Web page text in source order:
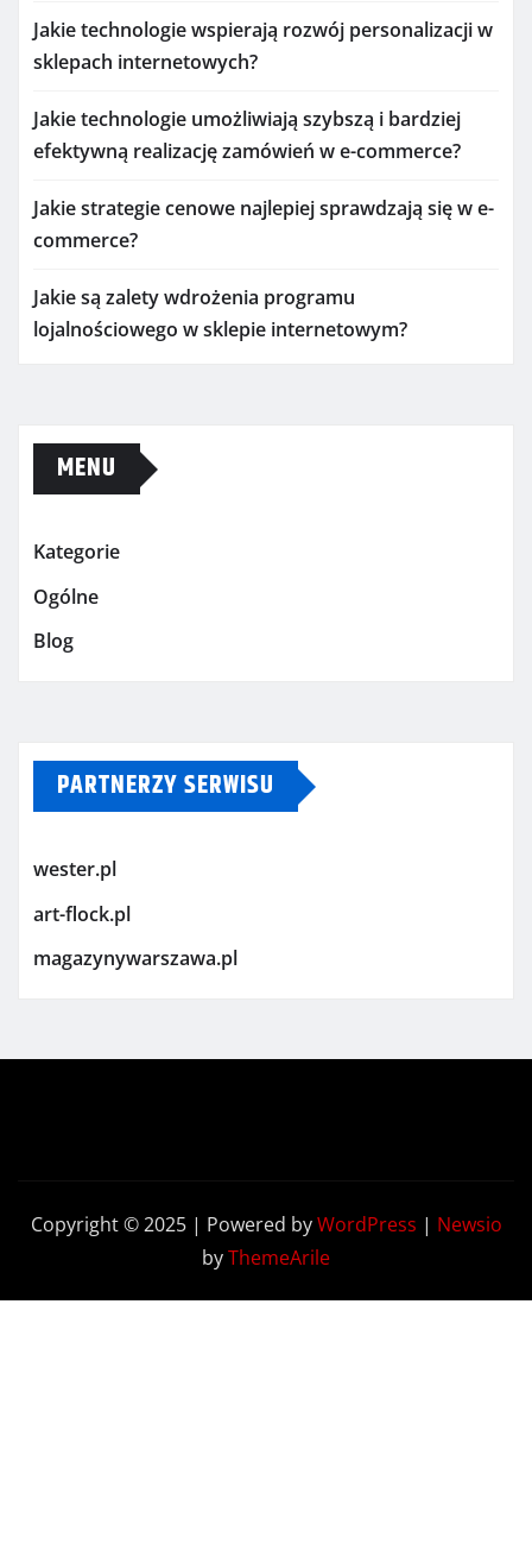
Jakie technologie wspierają rozwój personalizacji w
sklepach internetowych?
Jakie technologie umożliwiają szybszą i bardziej
efektywną realizację zamówień w e-commerce?
Jakie strategie cenowe najlepiej sprawdzają się w e-
commerce?
Jakie są zalety wdrożenia programu
lojalnościowego w sklepie internetowym?
MENU
Kategorie
Ogólne
Blog
PARTNERZY SERWISU
wester.pl
art-flock.pl
magazynywarszawa.pl
Copyright © 2025 | Powered byWordPress | Newsio
byThemeArile